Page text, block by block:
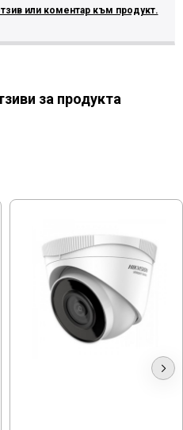
или коментар към продукт.
за продукта